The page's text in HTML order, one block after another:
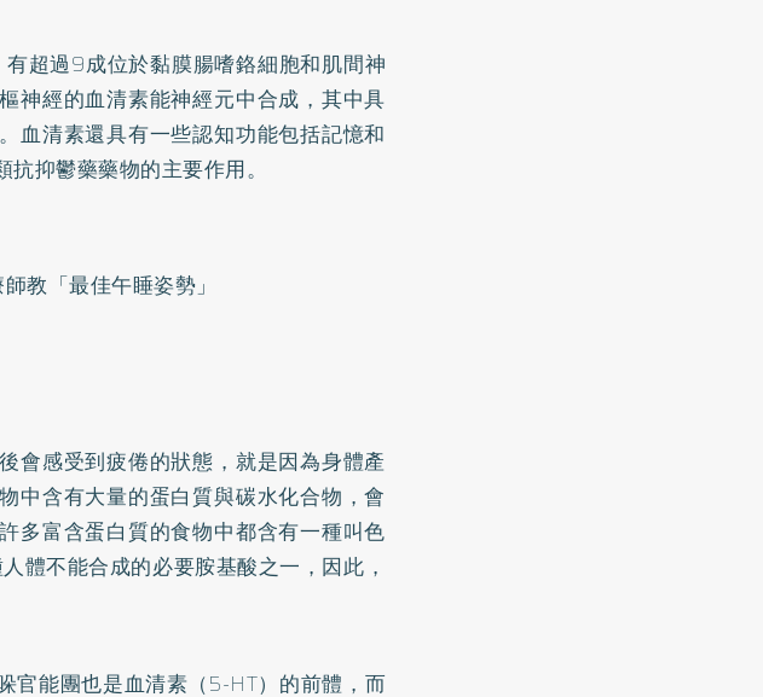
超過9成位於黏膜腸嗜鉻細胞和肌間神
神經的血清素能神經元中合成，其中具
血清素還具有一些認知功能包括記憶和
抑鬱藥藥物的主要作用。
教「最佳午睡姿勢」
會感受到疲倦的狀態，就是因為身體產
中含有大量的蛋白質與碳水化合物，會
多富含蛋白質的食物中都含有一種叫色
體不能合成的必要胺基酸之一，因此，
官能團也是血清素（5-HT）的前體，而